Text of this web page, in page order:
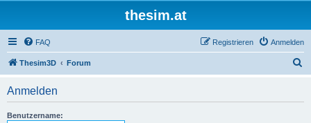
thesim.at
FAQ Anmelden
Registrieren
Thesim3D Forum
Anmelden
Benutzername: